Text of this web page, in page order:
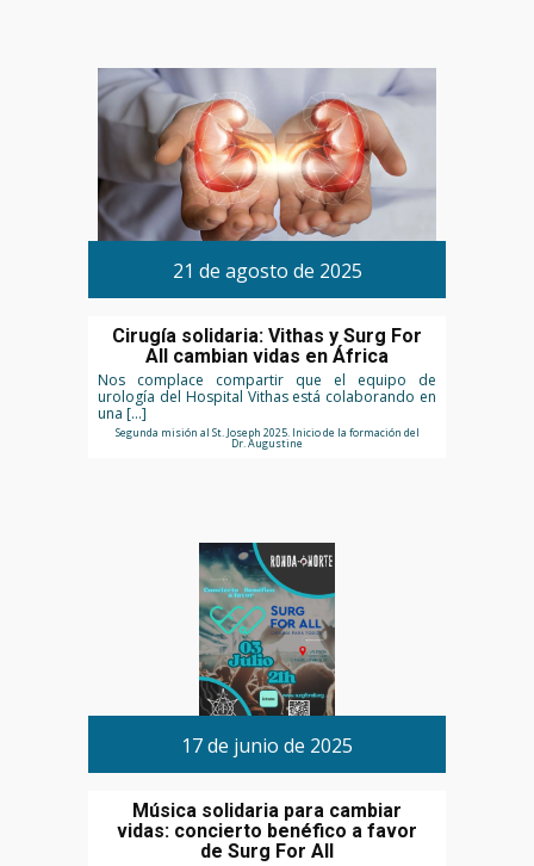
21 de agosto de 2025
Cirugía solidaria: Vithas y Surg For
All cambian vidas en África
Nos complace compartir que el equipo de
urología del Hospital Vithas está colaborando en
una […]
Segunda misión al St. Joseph 2025. Inicio de la formación del
Dr. Augustine
17 de junio de 2025
Música solidaria para cambiar
vidas: concierto benéfico a favor
de Surg For All